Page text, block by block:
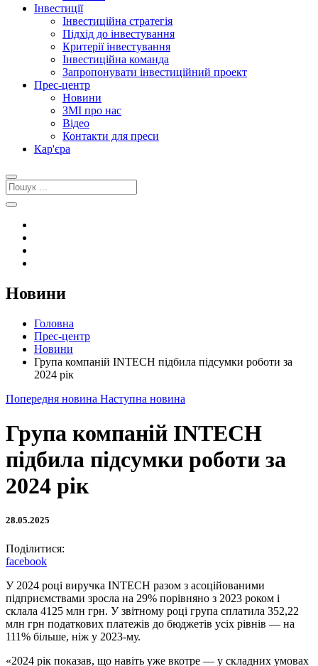
Інвестиції
Інвестиційна стратегія
Підхід до інвестування
Критерії інвестування
Інвестиційна команда
Запропонувати інвестиційний проект
Прес-центр
Новини
ЗМІ про нас
Відео
Контакти для преси
Кар'єра
Новини
Головна
Прес-центр
Новини
Група компаній INTECH підбила підсумки роботи за
2024 рік
Попередня новина Наступна новина
Група компаній INTECH
підбила підсумки роботи за
2024 рік
28.05.2025
Поділитися:
facebook
У 2024 році виручка INTECH разом з асоційованими
підприємствами зросла на 29% порівняно з 2023 роком і
склала 4125 млн грн. У звітному році група сплатила 352,22
млн грн податкових платежів до бюджетів усіх рівнів — на
111% більше, ніж у 2023-му.
«2024 рік показав, що навіть уже вкотре — у складних умовах